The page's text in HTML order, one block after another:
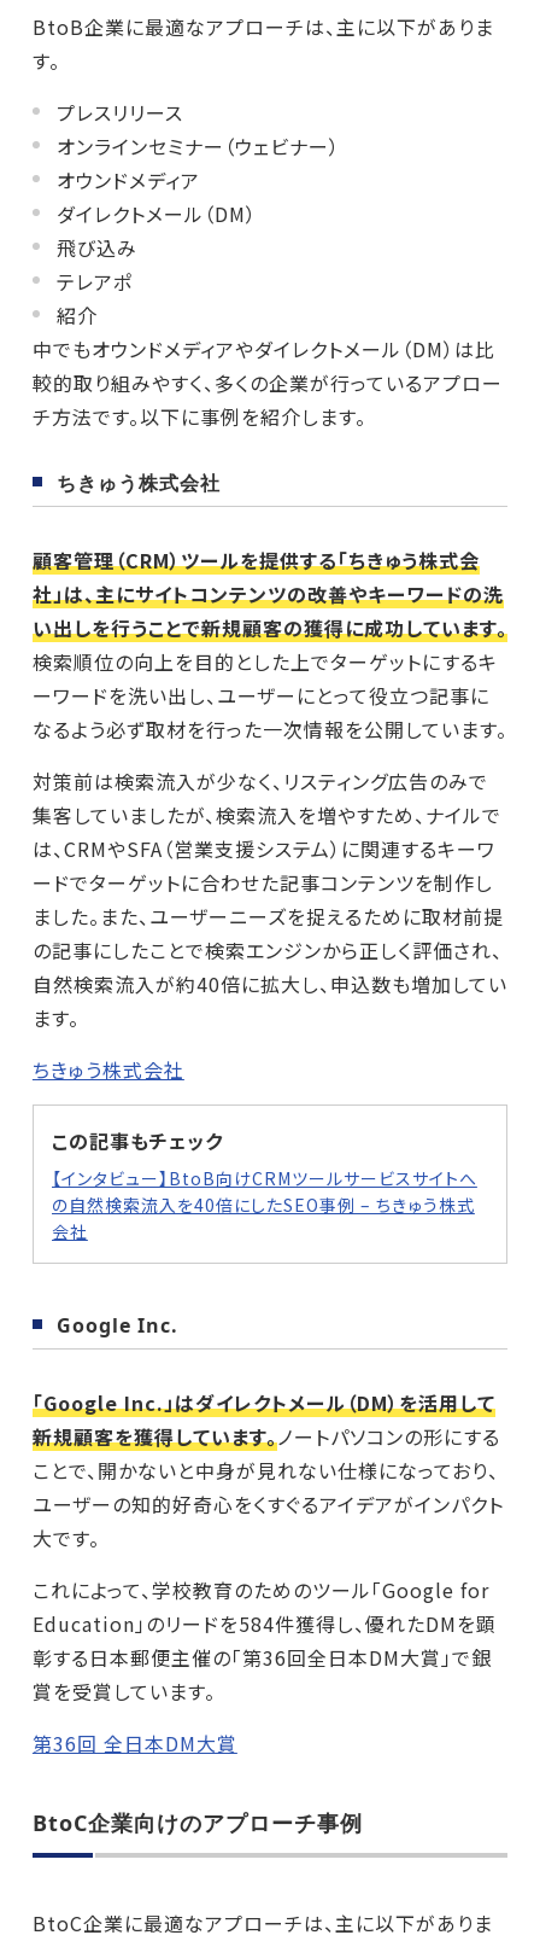
BtoB企業に最適なアプローチは、主に以下がありま
す。
プレスリリース
オンラインセミナー（ウェビナー）
オウンドメディア
ダイレクトメール（DM）
飛び込み
テレアポ
紹介
中でもオウンドメディアやダイレクトメール（DM）は比
較的取り組みやすく、多くの企業が行っているアプロー
チ方法です。以下に事例を紹介します。
ちきゅう株式会社
顧客管理（CRM）ツールを提供する「ちきゅう株式会
社」は、主にサイトコンテンツの改善やキーワードの洗
い出しを行うことで新規顧客の獲得に成功しています。
検索順位の向上を目的とした上でターゲットにするキ
ーワードを洗い出し、ユーザーにとって役立つ記事に
なるよう必ず取材を行った一次情報を公開しています。
対策前は検索流入が少なく、リスティング広告のみで
集客していましたが、検索流入を増やすため、ナイルで
は、CRMやSFA（営業支援システム）に関連するキーワ
ードでターゲットに合わせた記事コンテンツを制作し
ました。また、ユーザーニーズを捉えるために取材前提
の記事にしたことで検索エンジンから正しく評価され、
自然検索流入が約40倍に拡大し、申込数も増加してい
ます。
ちきゅう株式会社
この記事もチェック
【インタビュー】BtoB向けCRMツールサービスサイトへ
の自然検索流入を40倍にしたSEO事例 – ちきゅう株式
会社
Google Inc.
「Google Inc.」はダイレクトメール（DM）を活用して
新規顧客を獲得しています。ノートパソコンの形にする
ことで、開かないと中身が見れない仕様になっており、
ユーザーの知的好奇心をくすぐるアイデアがインパクト
大です。
これによって、学校教育のためのツール「Google for
Education」のリードを584件獲得し、優れたDMを顕
彰する日本郵便主催の「第36回全日本DM大賞」で銀
賞を受賞しています。
第36回 全日本DM大賞
BtoC企業向けのアプローチ事例
BtoC企業に最適なアプローチは、主に以下がありま